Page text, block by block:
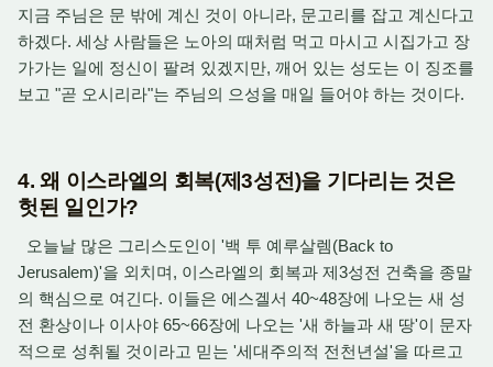
지금 주님은 문 밖에 계신 것이 아니라, 문고리를 잡고 계신다고
하겠다. 세상 사람들은 노아의 때처럼 먹고 마시고 시집가고 장
가가는 일에 정신이 팔려 있겠지만, 깨어 있는 성도는 이 징조를
보고 "곧 오시리라"는 주님의 으성을 매일 들어야 하는 것이다.
4. 왜 이스라엘의 회복(제3성전)을 기다리는 것은
헛된 일인가?
오늘날 많은 그리스도인이 '백 투 예루살렘(Back to
Jerusalem)'을 외치며, 이스라엘의 회복과 제3성전 건축을 종말
의 핵심으로 여긴다. 이들은 에스겔서 40~48장에 나오는 새 성
전 환상이나 이사야 65~66장에 나오는 '새 하늘과 새 땅'이 문자
적으로 성취될 것이라고 믿는 '세대주의적 전천년설'을 따르고